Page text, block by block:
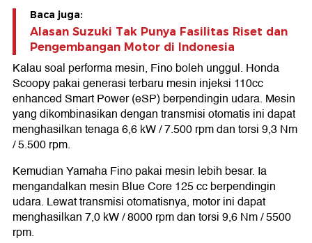
Baca juga:
Alasan Suzuki Tak Punya Fasilitas Riset dan
Pengembangan Motor di Indonesia
Kalau soal performa mesin, Fino boleh unggul. Honda
Scoopy pakai generasi terbaru mesin injeksi 110cc
enhanced Smart Power (eSP) berpendingin udara. Mesin
yang dikombinasikan dengan transmisi otomatis ini dapat
menghasilkan tenaga 6,6 kW / 7.500 rpm dan torsi 9,3 Nm
/ 5.500 rpm.
Kemudian Yamaha Fino pakai mesin lebih besar. Ia
mengandalkan mesin Blue Core 125 cc berpendingin
udara. Lewat transmisi otomatisnya, motor ini dapat
menghasilkan 7,0 kW / 8000 rpm dan torsi 9,6 Nm / 5500
rpm.